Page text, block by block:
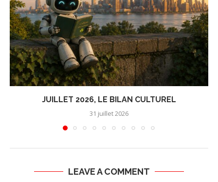
JUILLET 2026, LE BILAN CULTUREL
31 juillet 2026
LEAVE A COMMENT